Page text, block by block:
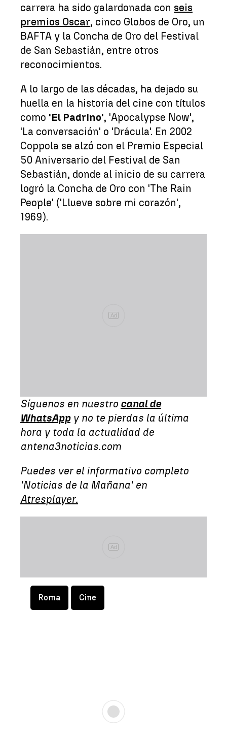
carrera ha sido galardonada con seis
premios Oscar, cinco Globos de Oro, un
BAFTA y la Concha de Oro del Festival
de San Sebastián, entre otros
reconocimientos.
A lo largo de las décadas, ha dejado su
huella en la historia del cine con títulos
como 'El Padrino', 'Apocalypse Now',
'La conversación' o 'Drácula'. En 2002
Coppola se alzó con el Premio Especial
50 Aniversario del Festival de San
Sebastián, donde al inicio de su carrera
logró la Concha de Oro con 'The Rain
People' ('Llueve sobre mi corazón',
1969).
Ad
Síguenos en nuestro canal de
WhatsAppy no te pierdas la última
hora y toda la actualidad de
antena3noticias.com
Puedes ver el informativo completo
'Noticias de la Mañana' en
Atresplayer.
Ad
Roma Cine